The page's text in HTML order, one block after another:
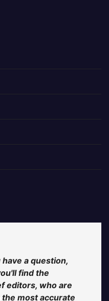
a question,
find the
editors, who are
most accurate